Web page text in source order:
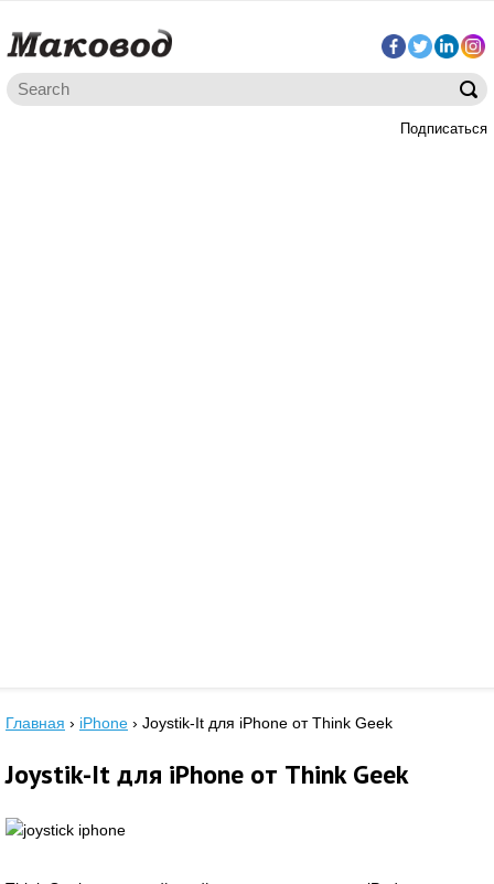
Подписаться
Главная › iPhone › Joystik-It для iPhone от Think Geek
Joystik-It для iPhone от Think Geek